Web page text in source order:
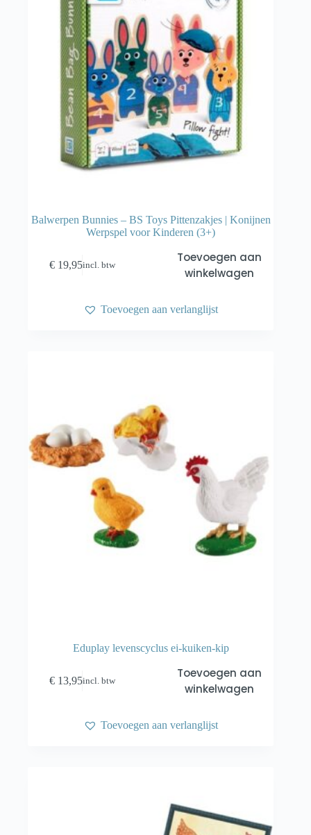
Balwerpen Bunnies – BS Toys Pittenzakjes | Konijnen
Werpspel voor Kinderen (3+)
€ 19,95incl. btw
Toevoegen aan
winkelwagen
Toevoegen aan verlanglijst
Eduplay levenscyclus ei-kuiken-kip
€ 13,95incl. btw
Toevoegen aan
winkelwagen
Toevoegen aan verlanglijst